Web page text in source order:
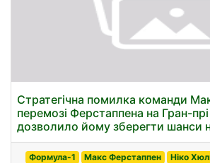
Стратегічна помилка команди
перемозі Ферстаппена на Гран-
дозволило йому зберегти шанси
Формула-1 Макс Ферстаппен Ніко